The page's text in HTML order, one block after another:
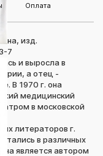
Оплата
изд.
7
и выросла в
а отец -
В 1970 г. она
медицинский
в московской
литераторов г.
в различных
является автором